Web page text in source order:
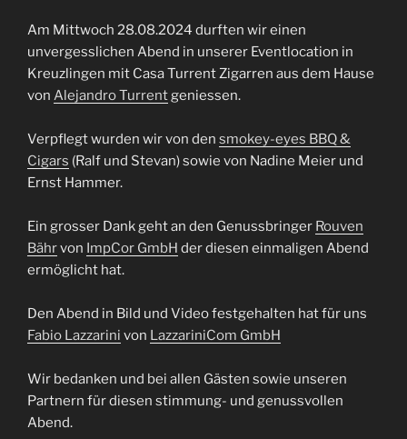
Am Mittwoch 28.08.2024 durften wir einen
unvergesslichen Abend in unserer Eventlocation in
Kreuzlingen mit Casa Turrent Zigarren aus dem Hause
von Alejandro Turrent geniessen.
Verpflegt wurden wir von den smokey-eyes BBQ &
Cigars (Ralf und Stevan) sowie von Nadine Meier und
Ernst Hammer.
Ein grosser Dank geht an den Genussbringer Rouven
Bährvon ImpCor GmbH der diesen einmaligen Abend
ermöglicht hat.
Den Abend in Bild und Video festgehalten hat für uns
Fabio Lazzarini von LazzariniCom GmbH
Wir bedanken und bei allen Gästen sowie unseren
Partnern für diesen stimmung- und genussvollen
Abend.